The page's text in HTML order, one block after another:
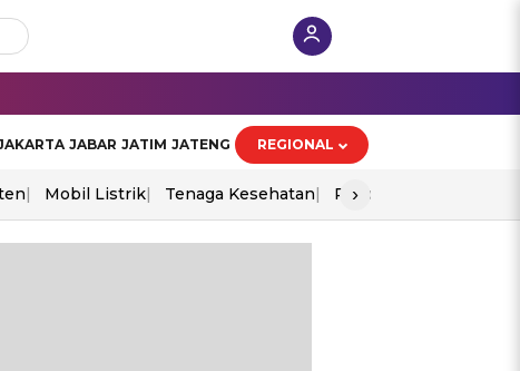
JABAR JATIM JATENG REGIONAL
Mobil Listrik Tenaga Kesehatan Piala Aff 2026
›